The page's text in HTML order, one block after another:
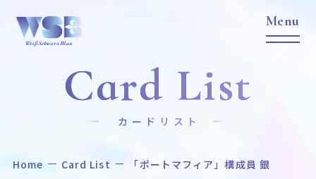
Home News
Card List
カードリスト
Home Card List 「ポートマフィア」構成員 銀